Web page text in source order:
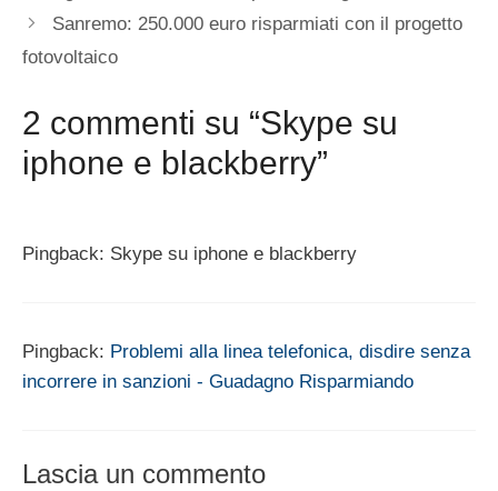
Sanremo: 250.000 euro risparmiati con il progetto
fotovoltaico
2 commenti su “Skype su
iphone e blackberry”
Pingback: Skype su iphone e blackberry
Pingback: Problemi alla linea telefonica, disdire senza
incorrere in sanzioni - Guadagno Risparmiando
Lascia un commento